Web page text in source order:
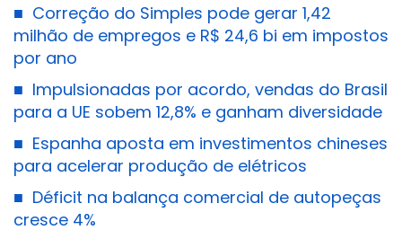
■ Correção do Simples pode gerar 1,42
milhão de empregos e R$ 24,6 bi em impostos
por ano
■ Impulsionadas por acordo, vendas do Brasil
para a UE sobem 12,8% e ganham diversidade
■ Espanha aposta em investimentos chineses
para acelerar produção de elétricos
■ Déficit na balança comercial de autopeças
cresce 4%